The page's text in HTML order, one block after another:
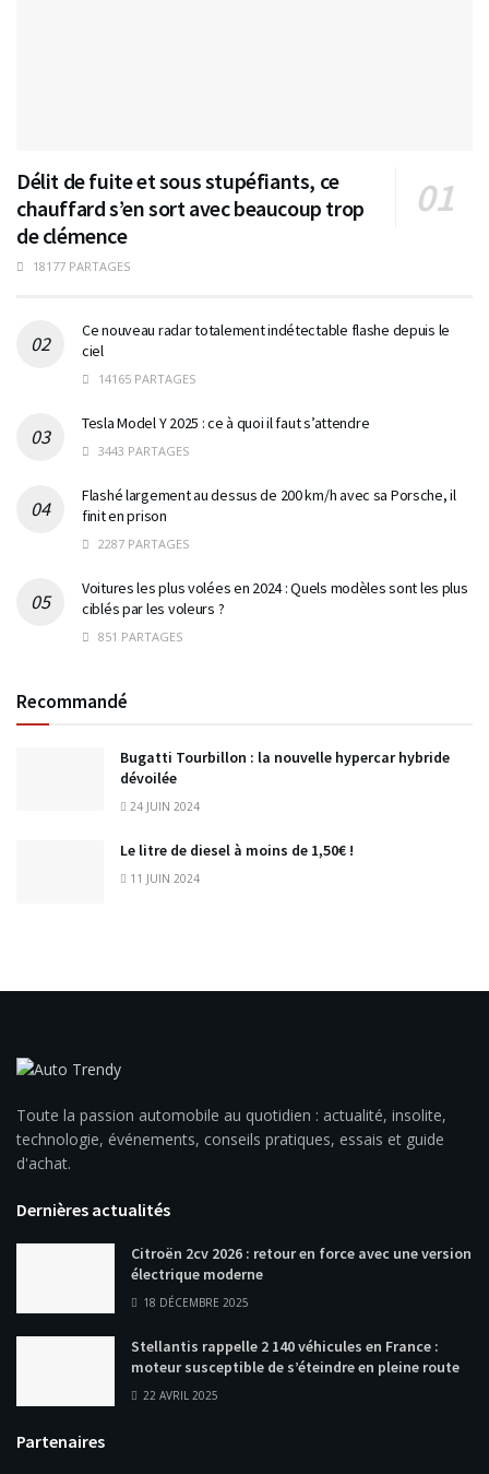
Délit de fuite et sous stupéfiants, ce
chauffard s’en sort avec beaucoup trop
de clémence
18177 PARTAGES
Ce nouveau radar totalement indétectable flashe depuis le
ciel
14165 PARTAGES
Tesla Model Y 2025 : ce à quoi il faut s’attendre
3443 PARTAGES
Flashé largement au dessus de 200 km/h avec sa Porsche, il
finit en prison
2287 PARTAGES
Voitures les plus volées en 2024 : Quels modèles sont les plus
ciblés par les voleurs ?
851 PARTAGES
Recommandé
Bugatti Tourbillon : la nouvelle hypercar hybride
dévoilée
24 JUIN 2024
Le litre de diesel à moins de 1,50€ !
11 JUIN 2024
Toute la passion automobile au quotidien : actualité, insolite,
technologie, événements, conseils pratiques, essais et guide
d'achat.
Dernières actualités
Citroën 2cv 2026 : retour en force avec une version
électrique moderne
18 DÉCEMBRE 2025
Stellantis rappelle 2 140 véhicules en France :
moteur susceptible de s’éteindre en pleine route
22 AVRIL 2025
Partenaires